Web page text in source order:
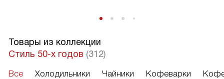
Товары из коллекции
Стиль 50-х годов (312)
Все Холодильники Чайники Кофеварки